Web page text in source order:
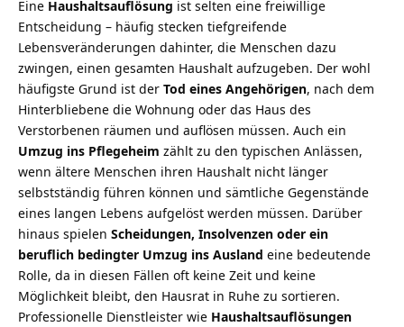
Eine Haushaltsauflösung ist selten eine freiwillige
Entscheidung – häufig stecken tiefgreifende
Lebensveränderungen dahinter, die Menschen dazu
zwingen, einen gesamten Haushalt aufzugeben. Der wohl
häufigste Grund ist der Tod eines Angehörigen, nach dem
Hinterbliebene die Wohnung oder das Haus des
Verstorbenen räumen und auflösen müssen. Auch ein
Umzug ins Pflegeheim zählt zu den typischen Anlässen,
wenn ältere Menschen ihren Haushalt nicht länger
selbstständig führen können und sämtliche Gegenstände
eines langen Lebens aufgelöst werden müssen. Darüber
hinaus spielen Scheidungen, Insolvenzen oder ein
beruflich bedingter Umzug ins Ausland eine bedeutende
Rolle, da in diesen Fällen oft keine Zeit und keine
Möglichkeit bleibt, den Hausrat in Ruhe zu sortieren.
Professionelle Dienstleister wie Haushaltsauflösungen